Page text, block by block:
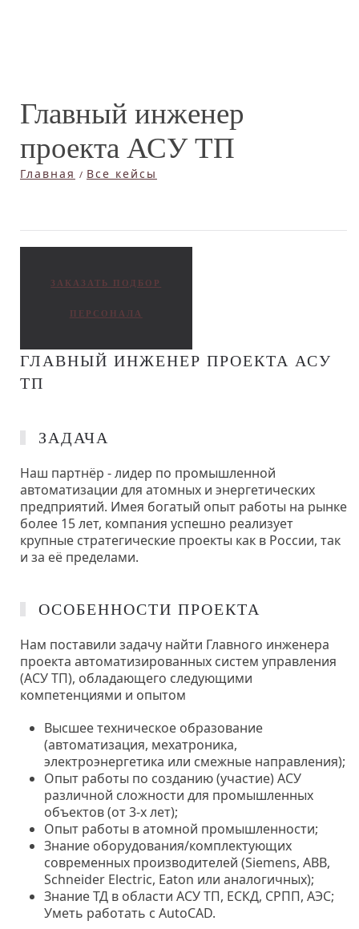
Главный инженер
проекта АСУ ТП
Главная Все кейсы
ЗАКАЗАТЬ ПОДБОР
ПЕРСОНАЛА
ГЛАВНЫЙ ИНЖЕНЕР ПРОЕКТА АСУ
ТП
ЗАДАЧА
Наш партнёр - лидер по промышленной
автоматизации для атомных и энергетических
предприятий. Имея богатый опыт работы на рынке
более 15 лет, компания успешно реализует
крупные стратегические проекты как в России, так
и за её пределами.
ОСОБЕННОСТИ ПРОЕКТА
Нам поставили задачу найти Главного инженера
проекта автоматизированных систем управления
(АСУ ТП), обладающего следующими
компетенциями и опытом
Высшее техническое образование
(автоматизация, мехатроника,
электроэнергетика или смежные направления);
Опыт работы по созданию (участие) АСУ
различной сложности для промышленных
объектов (от 3-х лет);
Опыт работы в атомной промышленности;
Знание оборудования/комплектующих
современных производителей (Siemens, ABB,
Schneider Electric, Eaton или аналогичных);
Знание ТД в области АСУ ТП, ЕСКД, СРПП, АЭС;
Уметь работать с AutoCAD.